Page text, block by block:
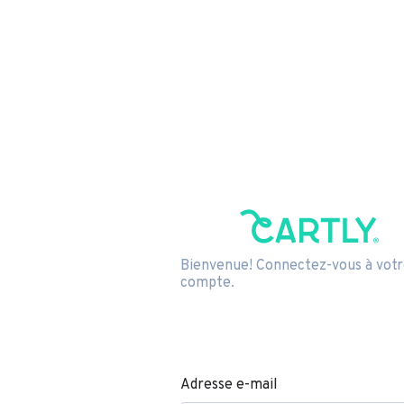
Bienvenue! Connectez-vous à
compte.
Adresse e-mail